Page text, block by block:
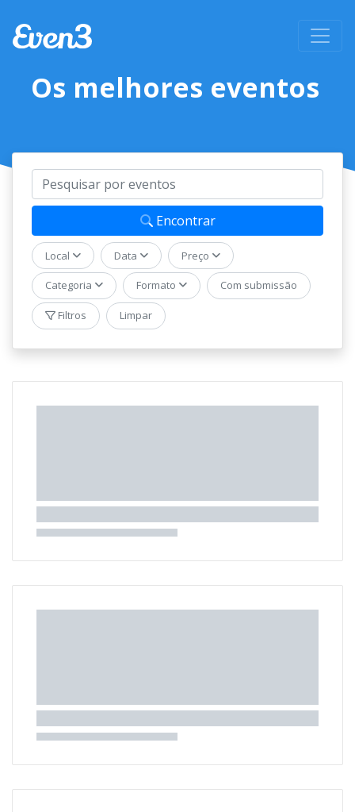
Os melhores eventos
Evento
Encontrar
Local Data Preço
Categoria Formato Com submissão
Filtros Limpar